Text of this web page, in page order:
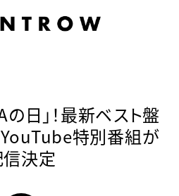
日」！最新ベスト盤
特別番組が
決定